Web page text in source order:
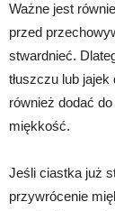
Ważne jest
przed
stwardnieć.
tłuszczu lub
również dodać
miękkość.
Jeśli ciastka już
przywrócenie